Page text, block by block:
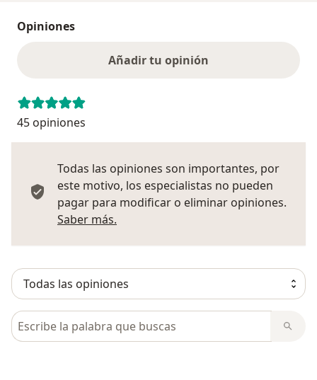
Opiniones
Añadir tu opinión
45 opiniones
Todas las opiniones son importantes, por
este motivo, los especialistas no pueden
pagar para modificar o eliminar opiniones.
Saber más.
Busca en opiniones